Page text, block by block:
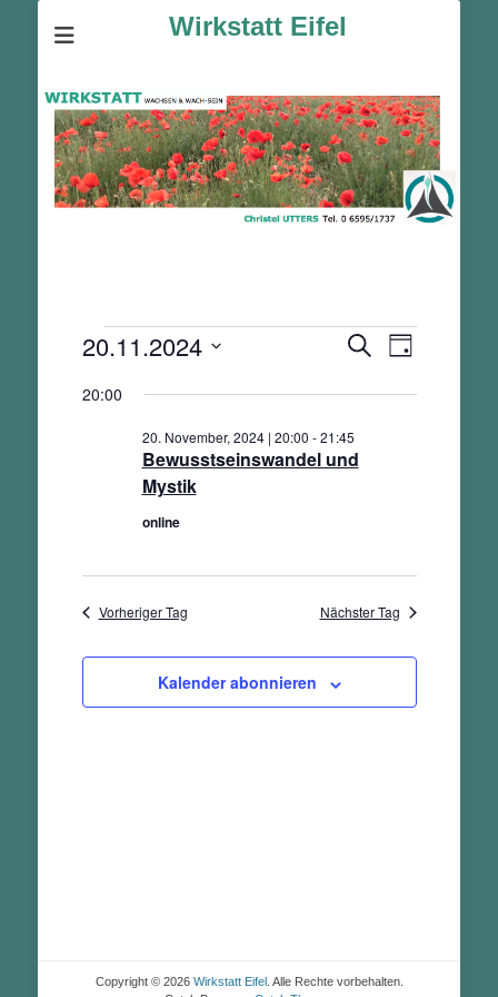
Wirkstatt Eifel
Veranstaltungen
20.
November,
und
Navigation
Suche
Ansichten-
Tag
20.11.2024
wählen.
20:00
Bewusstseinswandel und
Mystik
20. November, 2024 | 20:00 -21:45
online
Vorheriger Tag Nächster Tag
Kalender abonnieren
Copyright © 2026 Wirkstatt Eifel . Alle Rechte vorbehalten.